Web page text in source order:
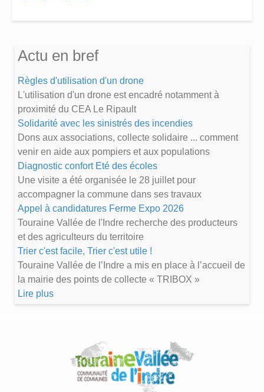
Actu en bref
Règles d'utilisation d'un drone
L'utilisation d'un drone est encadré notamment à
proximité du CEA Le Ripault
Solidarité avec les sinistrés des incendies
Dons aux associations, collecte solidaire ... comment
venir en aide aux pompiers et aux populations
Diagnostic confort Eté des écoles
Une visite a été organisée le 28 juillet pour
accompagner la commune dans ses travaux
Appel à candidatures Ferme Expo 2026
Touraine Vallée de l'Indre recherche des producteurs
et des agriculteurs du territoire
Trier c'est facile, Trier c'est utile !
Touraine Vallée de l’Indre a mis en place à l’accueil de
la mairie des points de collecte « TRIBOX »
Lire plus